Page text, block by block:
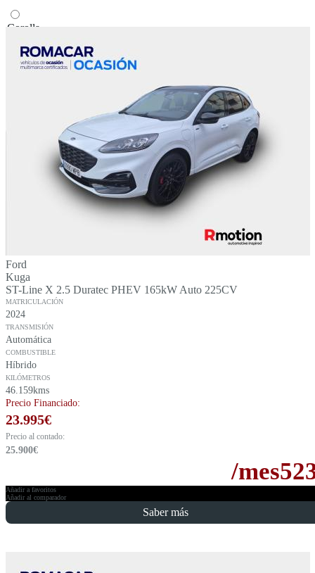
Corolla
Volkswagen
Ford
Kuga
ST-Line X 2.5 Duratec PHEV 165kW Auto 225CV
MATRICULACIÓN
2024
TRANSMISIÓN
Automática
COMBUSTIBLE
Híbrido
KILÓMETROS
46.159kms
Precio Financiado:
23.995€
Precio al contado:
25.900€
/mes
Añadir a favoritos
Añadir al comparador
Saber más